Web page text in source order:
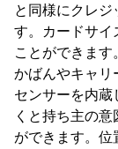
と同様にクレ
す。カードサイ
ことができま
かばんやキャリ
センサーを内蔵
くと持ち主の
ができます。位